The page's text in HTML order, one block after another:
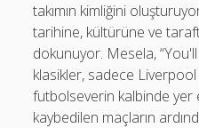
takımın kimliğini
tarihine, kültürüne ve
dokunuyor. Mesela,
klasikler, sadece
futbolseverin kalbinde yer
kaybedilen maçların